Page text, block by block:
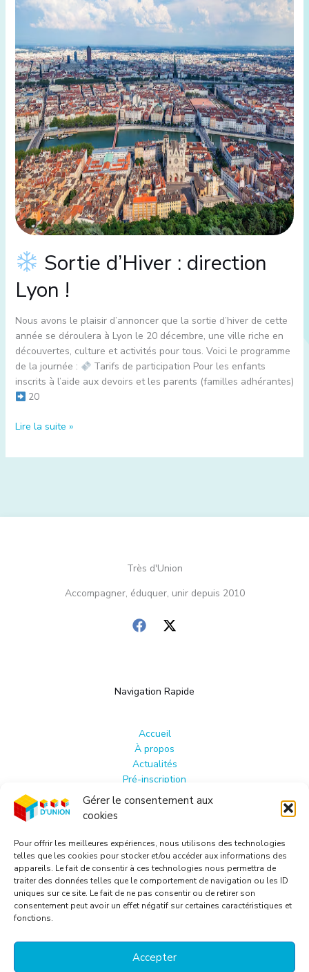
Gérer le consentement aux
cookies
Pour offrir les meilleures expériences, nous utilisons des technologies
telles que les cookies pour stocker et/ou accéder aux informations des
appareils. Le fait de consentir à ces technologies nous permettra de
traiter des données telles que le comportement de navigation ou les ID
uniques sur ce site. Le fait de ne pas consentir ou de retirer son
consentement peut avoir un effet négatif sur certaines caractéristiques et
fonctions.
Accepter
Sortie d’Hiver : direction
Lyon !
Nous avons le plaisir d’annoncer que la sortie d’hiver de cette
année se déroulera à Lyon le 20 décembre, une ville riche en
découvertes, culture et activités pour tous. Voici le programme
de la journée :
Tarifs de participation Pour les enfants
inscrits à l’aide aux devoirs et les parents (familles adhérantes)
20
:
direction
Lyon
!
Lire la suite »
Très d'Union
Accompagner, éduquer, unir depuis 2010
Navigation Rapide
Accueil
À propos
Actualités
Pré-inscription
Devenir intervenant
Politique de cookies (UE)
Copyright © 2026 Très d'Union. Powered by Très
d'Union.
7 rue de Longvic